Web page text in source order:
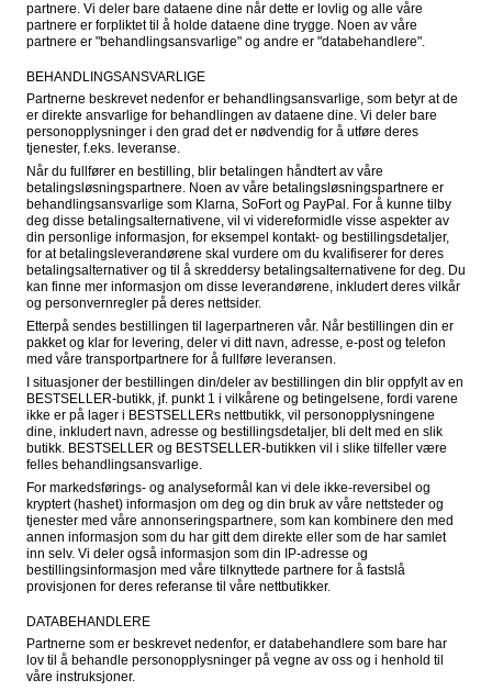
partnere. Vi deler bare dataene dine når dette er lovlig og alle våre
partnere er forpliktet til å holde dataene dine trygge. Noen av våre
partnere er "behandlingsansvarlige" og andre er "databehandlere".
BEHANDLINGSANSVARLIGE
Partnerne beskrevet nedenfor er behandlingsansvarlige, som betyr at de
er direkte ansvarlige for behandlingen av dataene dine. Vi deler bare
personopplysninger i den grad det er nødvendig for å utføre deres
tjenester, f.eks. leveranse.
Når du fullfører en bestilling, blir betalingen håndtert av våre
betalingsløsningspartnere. Noen av våre betalingsløsningspartnere er
behandlingsansvarlige som Klarna, SoFort og PayPal. For å kunne tilby
deg disse betalingsalternativene, vil vi videreformidle visse aspekter av
din personlige informasjon, for eksempel kontakt- og bestillingsdetaljer,
for at betalingsleverandørene skal vurdere om du kvalifiserer for deres
betalingsalternativer og til å skreddersy betalingsalternativene for deg. Du
kan finne mer informasjon om disse leverandørene, inkludert deres vilkår
og personvernregler på deres nettsider.
Etterpå sendes bestillingen til lagerpartneren vår. Når bestillingen din er
pakket og klar for levering, deler vi ditt navn, adresse, e-post og telefon
med våre transportpartnere for å fullføre leveransen.
I situasjoner der bestillingen din/deler av bestillingen din blir oppfylt av en
BESTSELLER-butikk, jf. punkt 1 i vilkårene og betingelsene, fordi varene
ikke er på lager i BESTSELLERs nettbutikk, vil personopplysningene
dine, inkludert navn, adresse og bestillingsdetaljer, bli delt med en slik
butikk. BESTSELLER og BESTSELLER-butikken vil i slike tilfeller være
felles behandlingsansvarlige.
For markedsførings- og analyseformål kan vi dele ikke-reversibel og
kryptert (hashet) informasjon om deg og din bruk av våre nettsteder og
tjenester med våre annonseringspartnere, som kan kombinere den med
annen informasjon som du har gitt dem direkte eller som de har samlet
inn selv. Vi deler også informasjon som din IP-adresse og
bestillingsinformasjon med våre tilknyttede partnere for å fastslå
provisjonen for deres referanse til våre nettbutikker.
DATABEHANDLERE
Partnerne som er beskrevet nedenfor, er databehandlere som bare har
lov til å behandle personopplysninger på vegne av oss og i henhold til
våre instruksjoner.